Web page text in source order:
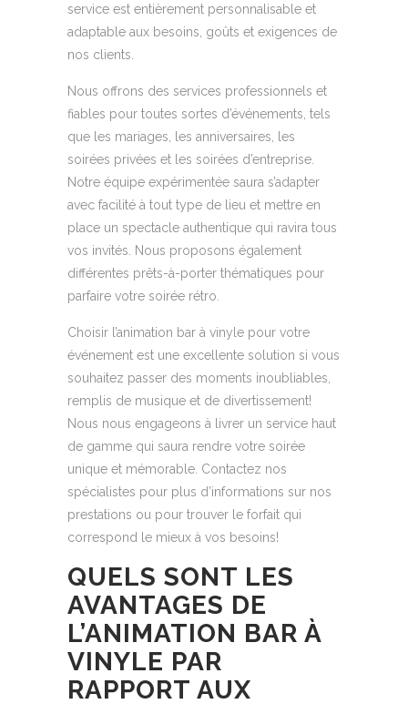
service est entièrement personnalisable et
adaptable aux besoins, goûts et exigences de
nos clients.
Nous offrons des services professionnels et
fiables pour toutes sortes d’événements, tels
que les mariages, les anniversaires, les
soirées privées et les soirées d’entreprise.
Notre équipe expérimentée saura s’adapter
avec facilité à tout type de lieu et mettre en
place un spectacle authentique qui ravira tous
vos invités. Nous proposons également
différentes prêts-à-porter thématiques pour
parfaire votre soirée rétro.
Choisir l’animation bar à vinyle pour votre
événement est une excellente solution si vous
souhaitez passer des moments inoubliables,
remplis de musique et de divertissement!
Nous nous engageons à livrer un service haut
de gamme qui saura rendre votre soirée
unique et mémorable. Contactez nos
spécialistes pour plus d’informations sur nos
prestations ou pour trouver le forfait qui
correspond le mieux à vos besoins!
QUELS SONT LES
AVANTAGES DE
L’ANIMATION BAR À
VINYLE PAR
RAPPORT AUX